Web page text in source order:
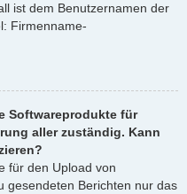
ist dem Benutzernamen der
Firmenname-
Softwareprodukte für
aller zuständig. Kann
für den Upload von
gesendeten Berichten nur das